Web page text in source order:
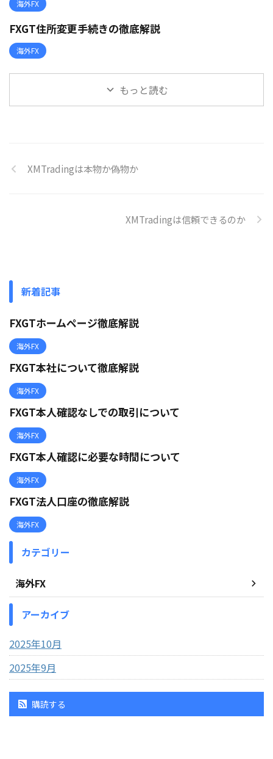
海外FX
FXGT住所変更手続きの徹底解説
海外FX
もっと読む
XMTradingは本物か偽物か
XMTradingは信頼できるのか
新着記事
FXGTホームページ徹底解説
海外FX
FXGT本社について徹底解説
海外FX
FXGT本人確認なしでの取引について
海外FX
FXGT本人確認に必要な時間について
海外FX
FXGT法人口座の徹底解説
海外FX
カテゴリー
海外FX
アーカイブ
2025年10月
2025年9月
購読する